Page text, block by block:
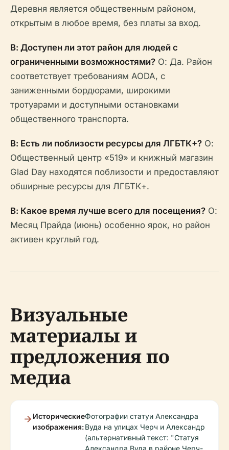
Деревня является общественным районом,
открытым в любое время, без платы за вход.
В: Доступен ли этот район для людей с
ограниченными возможностями? О: Да. Район
соответствует требованиям AODA, с
заниженными бордюрами, широкими
тротуарами и доступными остановками
общественного транспорта.
В: Есть ли поблизости ресурсы для ЛГБТК+? О:
Общественный центр «519» и книжный магазин
Glad Day находятся поблизости и предоставляют
обширные ресурсы для ЛГБТК+.
В: Какое время лучше всего для посещения? О:
Месяц Прайда (июнь) особенно ярок, но район
активен круглый год.
Визуальные
материалы и
предложения по
медиа
Исторические
изображения:
Фотографии статуи Александра
Вуда на улицах Черч и Александр
(альтернативный текст: "Статуя
Александра Вуда в районе Черч-